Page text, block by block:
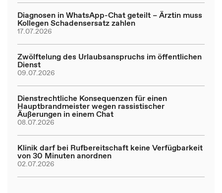
Diagnosen in WhatsApp-Chat geteilt – Ärztin muss
Kollegen Schadensersatz zahlen
17.07.2026
Zwölftelung des Urlaubsanspruchs im öffentlichen
Dienst
09.07.2026
Dienstrechtliche Konsequenzen für einen
Hauptbrandmeister wegen rassistischer
Äußerungen in einem Chat
08.07.2026
Klinik darf bei Rufbereitschaft keine Verfügbarkeit
von 30 Minuten anordnen
02.07.2026